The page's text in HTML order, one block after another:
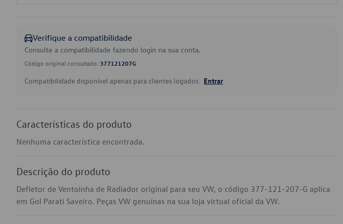
Verifique a compatibilidade
Consulte a compatibilidade fazendo login na sua conta.
Código original consultado: 377121207G
Compatibilidade disponível apenas para clientes logados. Entrar
Características do produto
Nenhuma característica encontrada.
Descrição do produto
Defletor de Ventoinha de Radiador original para seu VW, o código 377-121-207-G aplica
em Gol Parati Saveiro. Peças VW genuínas na sua loja virtual oficial da VW.